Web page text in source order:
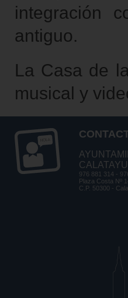
integración
antiguo.
La Casa de
musical y
976 881 314 -
Plaza Costa Nº
C.P. 50300 -